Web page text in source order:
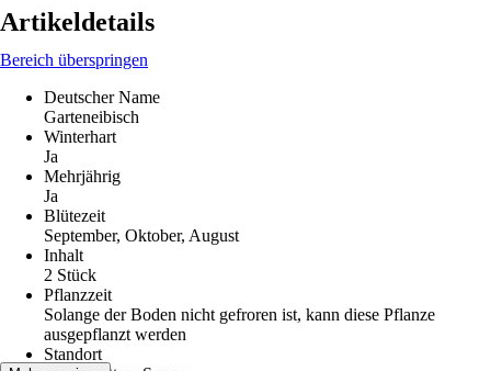
Artikeldetails
Bereich überspringen
Deutscher Name
Garteneibisch
Winterhart
Ja
Mehrjährig
Ja
Blütezeit
September, Oktober, August
Inhalt
2 Stück
Pflanzzeit
Solange der Boden nicht gefroren ist, kann diese Pflanze
ausgepflanzt werden
Standort